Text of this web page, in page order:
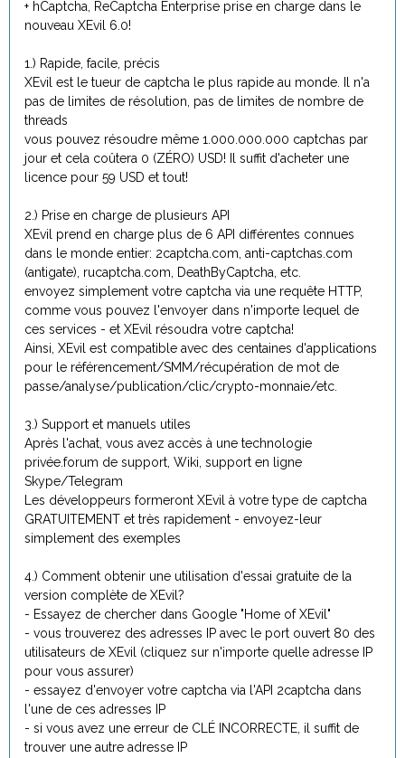
+ hCaptcha, ReCaptcha Enterprise prise en charge dans le
nouveau XEvil 6.0!
1.) Rapide, facile, précis
XEvil est le tueur de captcha le plus rapide au monde. Il n'a
pas de limites de résolution, pas de limites de nombre de
threads
vous pouvez résoudre même 1.000.000.000 captchas par
jour et cela coûtera 0 (ZÉRO) USD! Il suffit d'acheter une
licence pour 59 USD et tout!
2.) Prise en charge de plusieurs API
XEvil prend en charge plus de 6 API différentes connues
dans le monde entier: 2captcha.com, anti-captchas.com
(antigate), rucaptcha.com, DeathByCaptcha, etc.
envoyez simplement votre captcha via une requête HTTP,
comme vous pouvez l'envoyer dans n'importe lequel de
ces services - et XEvil résoudra votre captcha!
Ainsi, XEvil est compatible avec des centaines d'applications
pour le référencement/SMM/récupération de mot de
passe/analyse/publication/clic/crypto-monnaie/etc.
3.) Support et manuels utiles
Après l'achat, vous avez accès à une technologie
privée.forum de support, Wiki, support en ligne
Skype/Telegram
Les développeurs formeront XEvil à votre type de captcha
GRATUITEMENT et très rapidement - envoyez-leur
simplement des exemples
4.) Comment obtenir une utilisation d'essai gratuite de la
version complète de XEvil?
- Essayez de chercher dans Google "Home of XEvil"
- vous trouverez des adresses IP avec le port ouvert 80 des
utilisateurs de XEvil (cliquez sur n'importe quelle adresse IP
pour vous assurer)
- essayez d'envoyer votre captcha via l'API 2captcha dans
l'une de ces adresses IP
- si vous avez une erreur de CLÉ INCORRECTE, il suffit de
trouver une autre adresse IP